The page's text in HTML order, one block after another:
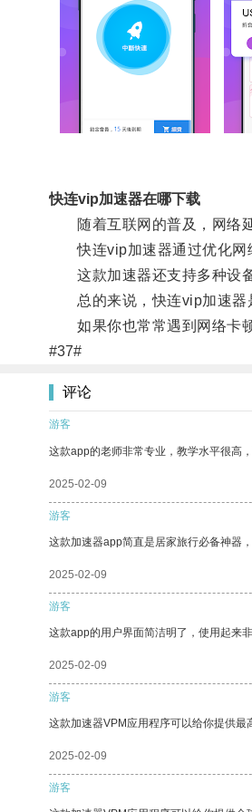
快连vip加速器在哪下载
随着互联网的普及，网络延
快连vip加速器通过优化网
这款加速器还支持多种设备
总的来说，快连vip加速器是
如果你也常常遇到网络卡顿
#37#
评论
游客
这款app的老师非常专业，教学水平很高
2025-02-09
游客
这款加速器app简直是居家旅行必备神器
2025-02-09
游客
这款app的用户界面简洁明了，使用起来
2025-02-09
游客
这款加速器VPM应用程序可以给你提供最
2025-02-09
游客